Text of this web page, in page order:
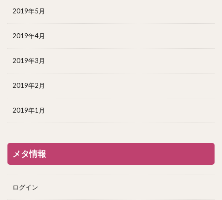
2019年5月
2019年4月
2019年3月
2019年2月
2019年1月
メタ情報
ログイン